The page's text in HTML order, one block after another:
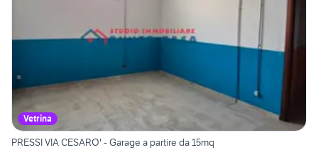
Vetrina
PRESSI VIA CESARO' - Garage a partire da 15mq